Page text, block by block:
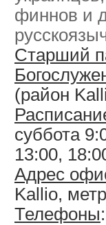
финнов и
Старший
(район
суббота
13:00,
Адрес
Kallio,
Телефоны